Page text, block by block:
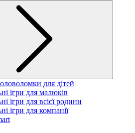
для дітей
ігри для малюків
ігри для всієї родини
ігри для компанії